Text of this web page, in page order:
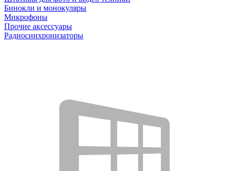
Бинокли и монокуляры
Микрофоны
Прочие аксессуары
Радиосинхронизаторы